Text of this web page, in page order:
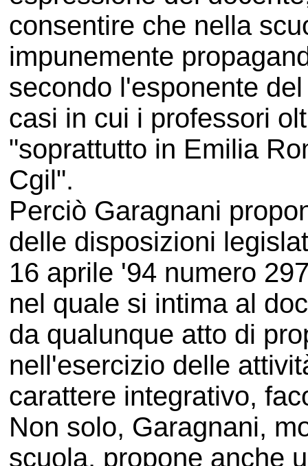
consentire che nella
impunemente
secondo l'esponente
casi in cui i professori
"soprattutto in Emilia
Cgil".
Perciò Garagnani
delle disposizioni
16 aprile '94 numero
nel quale si intima al
da qualunque atto di
nell'esercizio delle
carattere integrativo,
Non solo, Garagnani,
scuola, propone anche